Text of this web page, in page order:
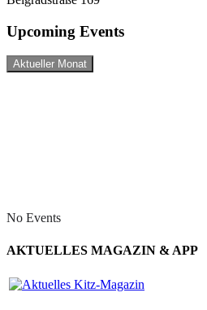
Upcoming Events
Aktueller Monat
No Events
AKTUELLES MAGAZIN & APP